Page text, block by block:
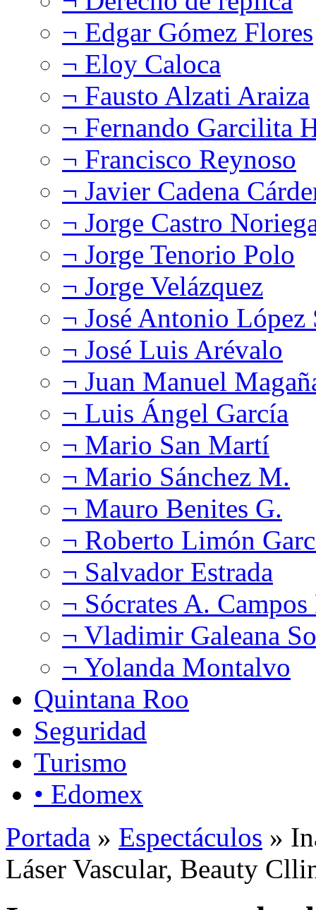
¬ Edgar Gómez Flores
¬ Eloy Caloca
¬ Fausto Alzati Araiza
¬ Fernando Garcilita
¬ Francisco Reynoso
¬ Javier Cadena
¬ Jorge Castro
¬ Jorge Tenorio Polo
¬ Jorge Velázquez
¬ José Antonio López
¬ José Luis Arévalo
¬ Juan Manuel
¬ Luis Ángel García
¬ Mario San Martí
¬ Mario Sánchez M.
¬ Mauro Benites G.
¬ Roberto Limón
¬ Salvador Estrada
¬ Sócrates A.
¬ Vladimir Galeana
¬ Yolanda Montalvo
Quintana Roo
Seguridad
Turismo
• Edomex
Portada » Espectáculos »
Láser Vascular, Beauty